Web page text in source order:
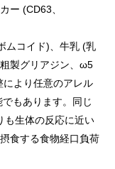
ー (CD63、
ムコイド)、牛乳 (乳
製グリアジン、ω5
より任意のアレル
もあります。同じ
も生体の反応に近い
食する食物経口負荷